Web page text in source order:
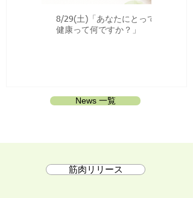
8/29(土)「あなたにとっての
健康って何ですか？」
News 一覧
筋肉リリース